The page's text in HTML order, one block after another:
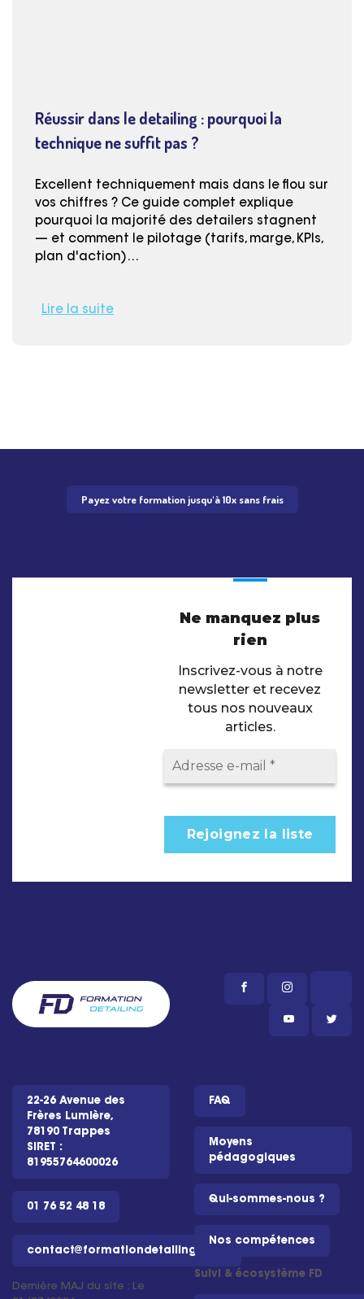
Réussir dans le detailing : pourquoi la
technique ne suffit pas ?
Excellent techniquement mais dans le flou sur
vos chiffres ? Ce guide complet explique
pourquoi la majorité des detailers stagnent
— et comment le pilotage (tarifs, marge, KPIs,
plan d'action)…
Lire la suite
Payez votre formation jusqu'à 10x sans frais
Ne manquez plus
rien
Inscrivez-vous à notre
newsletter et recevez
tous nos nouveaux
articles.
22-26 Avenue des
Frères Lumière,
78190 Trappes
SIRET :
81955764600026
01 76 52 48 18
contact@formationdetailing.com
Dernière MAJ du site : Le
FAQ
Moyens
pédagogiques
Qui-sommes-nous ?
Nos compétences
Suivi & écosystème FD